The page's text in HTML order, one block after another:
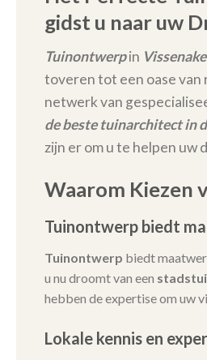
gidst u naar uw
Tuinontwerpin
toveren tot een oase van
netwerk van
de beste tuinarchitect in
zijn er om u te helpen uw
Waarom Kiezen
Tuinontwerp biedt
Tuinontwerp biedt
u nu droomt van een
hebben de expertise om uw
Lokale kennis en